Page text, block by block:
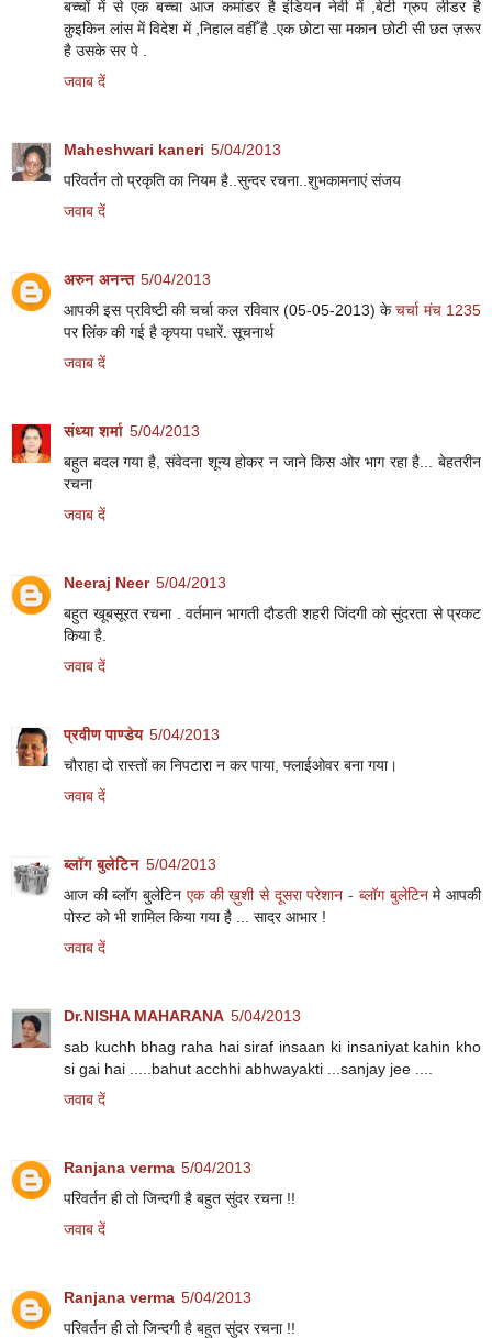
बच्चों में से एक बच्चा आज कमांडर है इंडियन नेवी में ,बेटी ग्रुप लीडर है
क़ुइकिन लांस में विदेश में ,निहाल वहीँ है .एक छोटा सा मकान छोटी सी छत ज़रूर
है उसके सर पे .
जवाब दें
Maheshwari kaneri 5/04/2013
परिवर्तन तो प्रकृति का नियम है..सुन्दर रचना..शुभकामनाएं संजय
जवाब दें
अरुन अनन्त 5/04/2013
आपकी इस प्रविष्टी की चर्चा कल रविवार (05-05-2013) केचर्चा मंच 1235
पर लिंक की गई है कृपया पधारें. सूचनार्थ
जवाब दें
संध्या शर्मा 5/04/2013
बहुत बदल गया है, संवेदना शून्य होकर न जाने किस ओर भाग रहा है... बेहतरीन
रचना
जवाब दें
Neeraj Neer 5/04/2013
बहुत खूबसूरत रचना . वर्तमान भागती दौडती शहरी जिंदगी को सुंदरता से प्रकट
किया है.
जवाब दें
प्रवीण पाण्डेय 5/04/2013
चौराहा दो रास्तों का निपटारा न कर पाया, फ्लाईओवर बना गया।
जवाब दें
ब्लॉग बुलेटिन 5/04/2013
आज की ब्लॉग बुलेटिन एक की ख़ुशी से दूसरा परेशान - ब्लॉग बुलेटिनमे आपकी
पोस्ट को भी शामिल किया गया है ... सादर आभार !
जवाब दें
Dr.NISHA MAHARANA 5/04/2013
sab kuchh bhag raha hai siraf insaan ki insaniyat kahin kho
si gai hai .....bahut acchhi abhwayakti ...sanjay jee ....
जवाब दें
Ranjana verma 5/04/2013
परिवर्तन ही तो जिन्दगी है बहुत सुंदर रचना !!
जवाब दें
Ranjana verma 5/04/2013
परिवर्तन ही तो जिन्दगी है बहुत सुंदर रचना !!